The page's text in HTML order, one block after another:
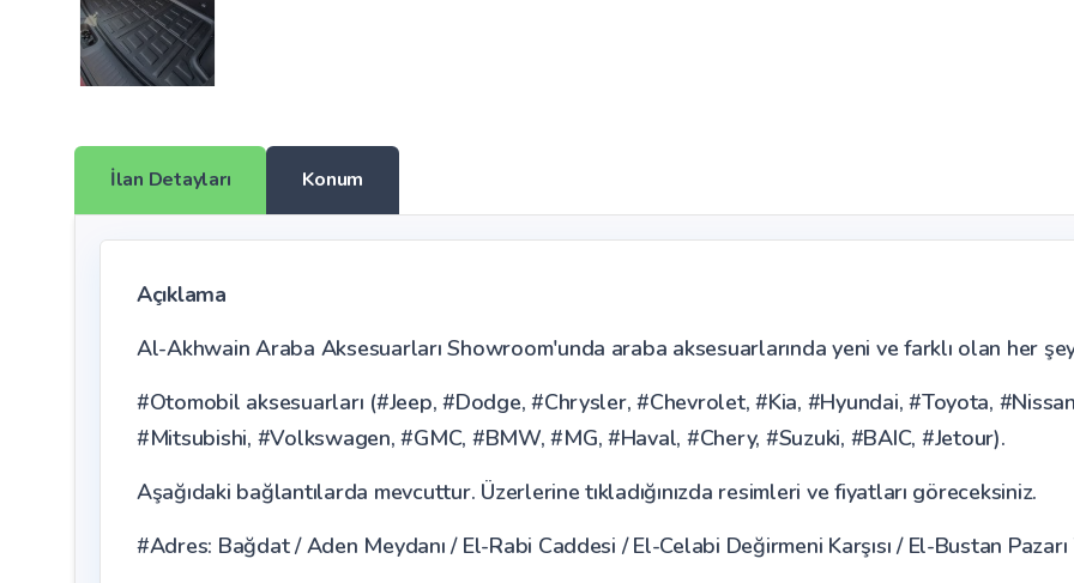
İlan Detayları Konum
Açıklama
Al-Akhwain Araba Aksesuarları Showroom'unda araba aksesuarlarında yeni ve farklı olan her
#Otomobil aksesuarları (#Jeep, #Dodge, #Chrysler, #Chevrolet, #Kia, #Hyundai, #Toyota,
#Mitsubishi, #Volkswagen, #GMC, #BMW, #MG, #Haval, #Chery, #Suzuki, #BAIC, #Jetour).
Aşağıdaki bağlantılarda mevcuttur. Üzerlerine tıkladığınızda resimleri ve fiyatları göreceksiniz.
#Adres: Bağdat / Aden Meydanı / El-Rabi Caddesi / El-Celabi Değirmeni Karşısı / El-Bustan Pazarı